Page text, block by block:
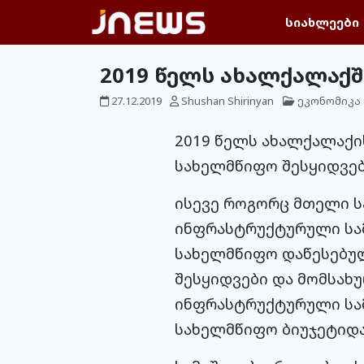
სიახლეები
2019 წელს
27.12.2019 Shushan Shirinyan ეკონომიკა
2019 წელს
სახელმწიფო
ისევე როგორც მთელი
ინფრასტრუქტურული
სახელმწიფო
შესყიდვები და
ინფრასტრუქტურული
სახელმწიფო